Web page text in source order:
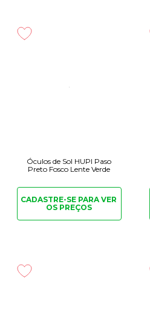
Óculos de Sol HUPI Paso
Preto Fosco Lente Verde
CADASTRE-SE PARA VER
OS PREÇOS